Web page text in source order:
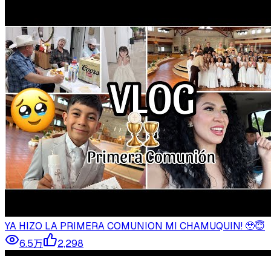
YA HIZO LA PRIMERA COMUNION MI CHAMUQUIN! 🥹😇
6.5万
2,298